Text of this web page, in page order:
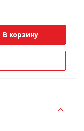
В корзину